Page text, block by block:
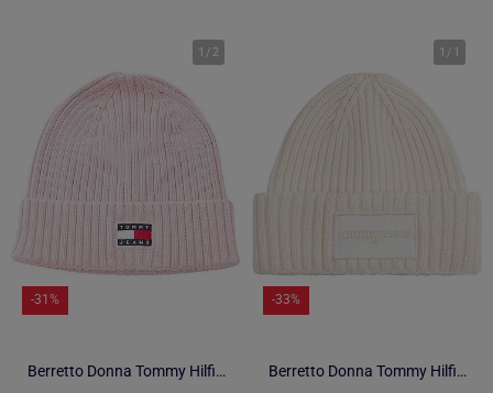
1 / 2
-31%
Berretto Donna Tommy Hilfiger
1 / 1
-33%
Berretto Donna Tommy Hilfiger